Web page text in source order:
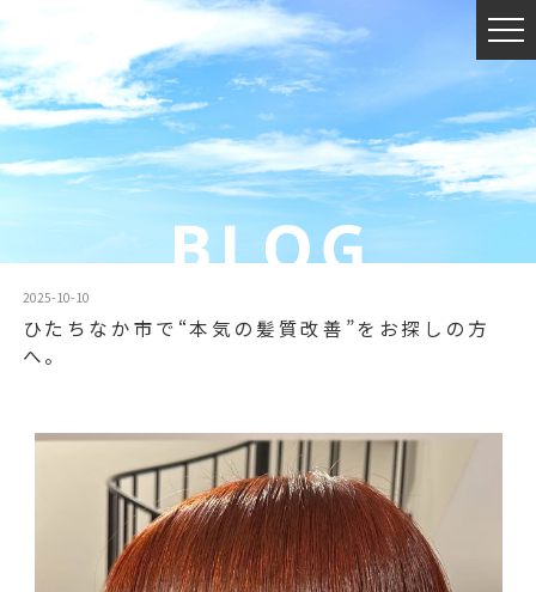
2025-10-10
ひたちなか市で“本気の髪質改善”をお探しの方
へ。